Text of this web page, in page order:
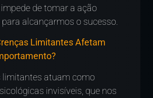
de tomar a ação
alcançarmos o sucesso.
Limitantes Afetam
limitantes atuam como
invisíveis, que nos